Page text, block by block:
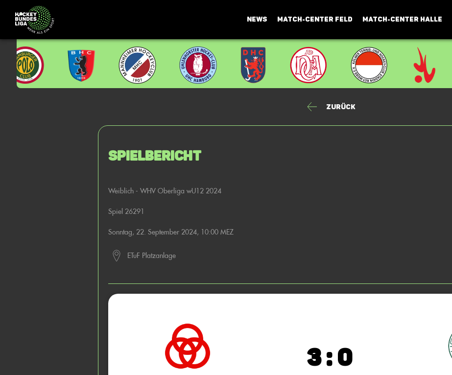
NEWS MATCH-CENTER FELD MATCH-CENTER HALLE
Zurück
Spielbericht
Weiblich - WHV Oberliga wU12 2024
Spiel 26291
Sonntag, 22. September 2024, 10:00 MEZ
ETuF Platzanlage
3 : 0